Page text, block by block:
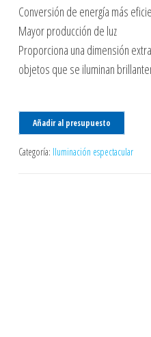
Conversión de energía más
Mayor producción de luz
Proporciona una dimensión
objetos que se iluminan
Añadir al presupuesto
Categoría: Iluminación espectacular